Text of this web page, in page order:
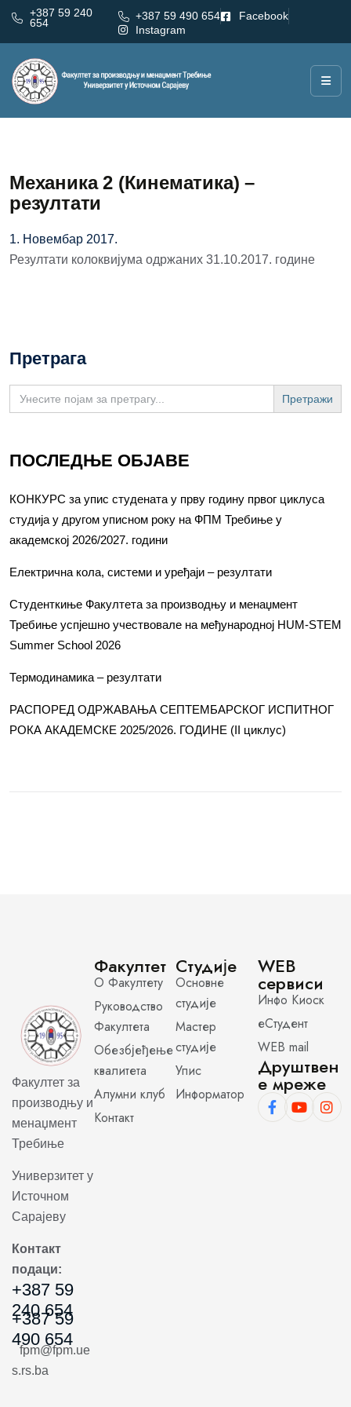
+387 59 240
654
+387 59 490 654
Facebook
Instagram
Механика 2 (Кинематика) –
резултати
1. Новембар 2017.
Резултати колоквијума одржаних 31.10.2017. године
Претрага
Search
for:
ПОСЛЕДЊЕ ОБЈАВЕ
КОНКУРС за упис студената у прву годину првог циклуса
студија у другом уписном року на ФПМ Требиње у
академској 2026/2027. години
Електрична кола, системи и уређаји – резултати
Студенткиње Факултета за производњу и менаџмент
Требиње успјешно учествовале на међународној HUM-STEM
Summer School 2026
Термодинамика – резултати
РАСПОРЕД ОДРЖАВАЊА СЕПТЕМБАРСКОГ ИСПИТНОГ
РОКА АКАДЕМСКЕ 2025/2026. ГОДИНЕ (II циклус)
Факултет за
производњу и
менаџмент
Требиње
Универзитет у
Источном
Сарајеву
Контакт
подаци:
+387 59
240 654
+387 59
490 654
fpm@fpm.ue
s.rs.ba
Факултет
О Факултету
Руководство
Факултета
Обезбјеђење
квалитета
Алумни клуб
Контакт
Студије
Основне
студије
Мастер
студије
Упис
Информатор
WEB
сервиси
Инфо Киоск
еСтудент
WEB mail
Друштвен
е мреже